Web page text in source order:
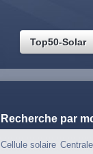
Top50-Solar
Recherche par
Cellule solaire